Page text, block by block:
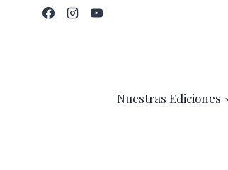
Nuestras Ediciones